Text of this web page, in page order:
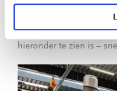
technologie en detectie
kooi niet nodig en
hieronder te zien is –